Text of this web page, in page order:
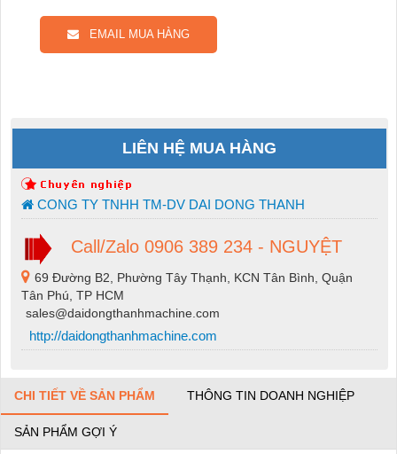
EMAIL MUA HÀNG
LIÊN HỆ MUA HÀNG
CONG TY TNHH TM-DV DAI DONG THANH
Call/Zalo 0906 389 234 - NGUYỆT
69 Đường B2, Phường Tây Thạnh, KCN Tân Bình, Quận
Tân Phú, TP HCM
sales@daidongthanhmachine.com
http://daidongthanhmachine.com
CHI TIẾT VỀ SẢN PHẨM THÔNG TIN DOANH NGHIỆP
SẢN PHẨM GỢI Ý